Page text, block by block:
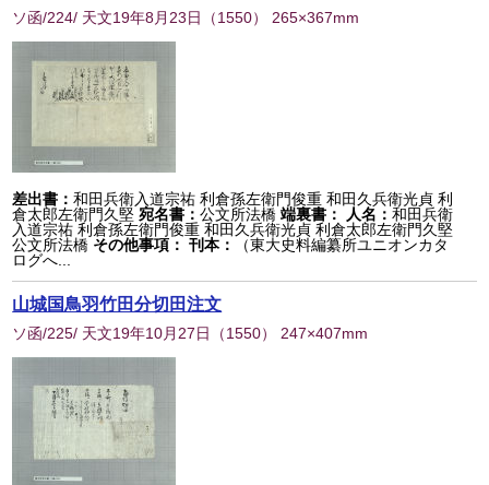
ソ函/224/ 天文19年8月23日 （1550） 265×367mm
差出書：和田兵衛入道宗祐 利倉孫左衛門俊重 和田久兵衛光貞 利
倉太郎左衛門久堅 宛名書：公文所法橋 端裏書： 人名：和田兵衛
入道宗祐 利倉孫左衛門俊重 和田久兵衛光貞 利倉太郎左衛門久堅
公文所法橋 その他事項： 刊本：
（東大史料編纂所ユニオンカタ
ログへ...
山城国鳥羽竹田分切田注文
ソ函/225/ 天文19年10月27日 （1550） 247×407mm